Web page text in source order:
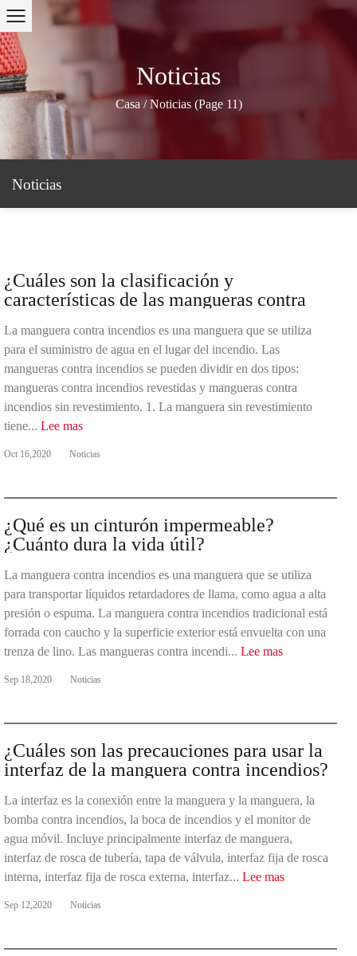
Noticias
Casa /Noticias(Page 11)
Noticias
¿Cuáles son la clasificación y
características de las mangueras contra
La manguera contra incendios es una manguera que se utiliza
para el suministro de agua en el lugar del incendio. Las
mangueras contra incendios se pueden dividir en dos tipos:
mangueras contra incendios revestidas y mangueras contra
incendios sin revestimiento. 1. La manguera sin revestimiento
tiene... Lee mas
Oct 16,2020 Noticias
¿Qué es un cinturón impermeable?
¿Cuánto dura la vida útil?
La manguera contra incendios es una manguera que se utiliza
para transportar líquidos retardadores de llama, como agua a alta
presión o espuma. La manguera contra incendios tradicional está
forrada con caucho y la superficie exterior está envuelta con una
trenza de lino. Las mangueras contra incendi... Lee mas
Sep 18,2020 Noticias
¿Cuáles son las precauciones para usar la
interfaz de la manguera contra incendios?
La interfaz es la conexión entre la manguera y la manguera, la
bomba contra incendios, la boca de incendios y el monitor de
agua móvil. Incluye principalmente interfaz de manguera,
interfaz de rosca de tubería, tapa de válvula, interfaz fija de rosca
interna, interfaz fija de rosca externa, interfaz... Lee mas
Sep 12,2020 Noticias